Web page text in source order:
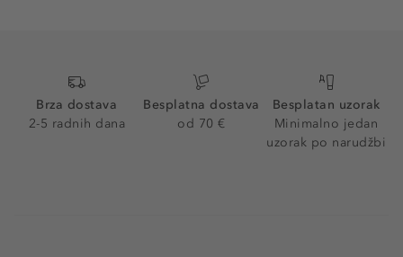
Brza dostava
2-5 radnih dana
Besplatna dostava
od 70 €
Besplatan uzorak
Minimalno jedan
uzorak po narudžbi